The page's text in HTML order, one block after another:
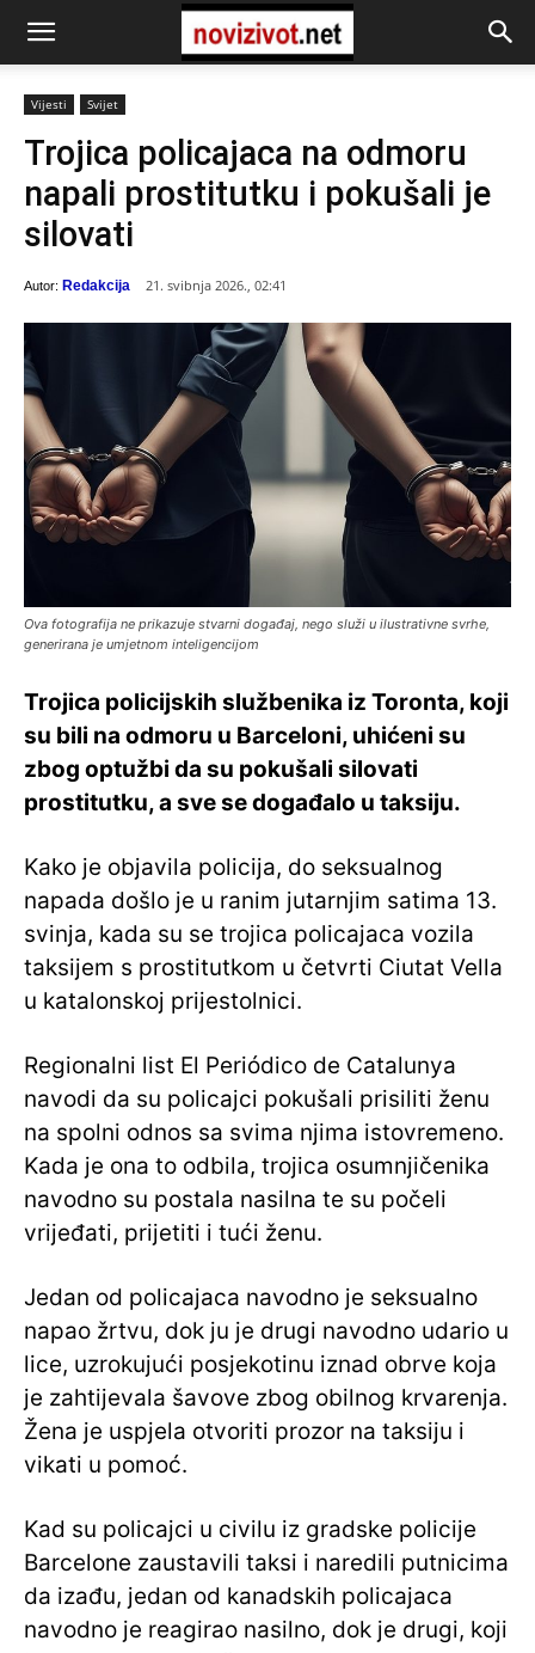
Vijesti Svijet
Trojica policajaca na odmoru
napali prostitutku i pokušali je
silovati
Autor: Redakcija 21. svibnja 2026., 02:41
Ova fotografija ne prikazuje stvarni događaj, nego služi u ilustrativne svrhe,
generirana je umjetnom inteligencijom
Trojica policijskih službenika iz Toronta, koji
su bili na odmoru u Barceloni, uhićeni su
zbog optužbi da su pokušali silovati
prostitutku, a sve se događalo u taksiju.
Kako je objavila policija, do seksualnog
napada došlo je u ranim jutarnjim satima 13.
svinja, kada su se trojica policajaca vozila
taksijem s prostitutkom u četvrti Ciutat Vella
u katalonskoj prijestolnici.
Regionalni list El Periódico de Catalunya
navodi da su policajci pokušali prisiliti ženu
na spolni odnos sa svima njima istovremeno.
Kada je ona to odbila, trojica osumnjičenika
navodno su postala nasilna te su počeli
vrijeđati, prijetiti i tući ženu.
Jedan od policajaca navodno je seksualno
napao žrtvu, dok ju je drugi navodno udario u
lice, uzrokujući posjekotinu iznad obrve koja
je zahtijevala šavove zbog obilnog krvarenja.
Žena je uspjela otvoriti prozor na taksiju i
vikati u pomoć.
Kad su policajci u civilu iz gradske policije
Barcelone zaustavili taksi i naredili putnicima
da izađu, jedan od kanadskih policajaca
navodno je reagirao nasilno, dok je drugi, koji